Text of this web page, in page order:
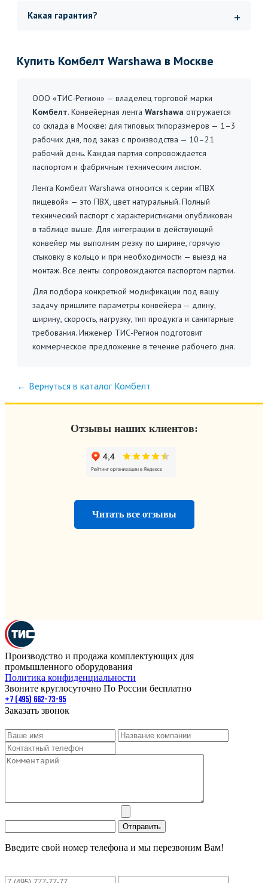
Какая гарантия?
Купить Комбелт Warshawa в Москве
ООО «ТИС-Регион» — владелец торговой марки
Комбелт. Конвейерная лента Warshawa отгружается
со склада в Москве: для типовых типоразмеров — 1–3
рабочих дня, под заказ с производства — 10–21
рабочий день. Каждая партия сопровождается
паспортом и фабричным техническим листом.
Лента Комбелт Warshawa относится к серии «ПВХ
пищевой» — это ПВХ, цвет натуральный. Полный
технический паспорт с характеристиками опубликован
в таблице выше. Для интеграции в действующий
конвейер мы выполним резку по ширине, горячую
стыковку в кольцо и при необходимости — выезд на
монтаж. Все ленты сопровождаются паспортом партии.
Для подбора конкретной модификации под вашу
задачу пришлите параметры конвейера — длину,
ширину, скорость, нагрузку, тип продукта и санитарные
требования. Инженер ТИС-Регион подготовит
коммерческое предложение в течение рабочего дня.
← Вернуться в каталог Комбелт
Отзывы наших клиентов:
Читать все отзывы
Производство и продажа комплектующих для
промышленного оборудования
Политика конфиденциальности
Звоните круглосуточно По России бесплатно
+7 (495) 662-73-95
Заказать звонок
Введите свой номер телефона и мы перезвоним Вам!